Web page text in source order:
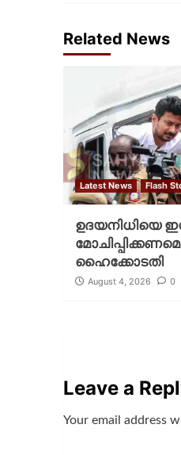
Related News
Latest News Flash
ഉദയനിധിയെ
ഹൈക്കോടതി
August 4, 2026 0
Leave a
Your email address